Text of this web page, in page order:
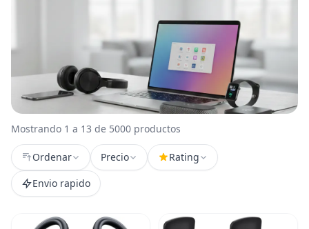
Mostrando 1 a 13 de 5000 productos
Ordenar Precio
Rating
Envio rapido